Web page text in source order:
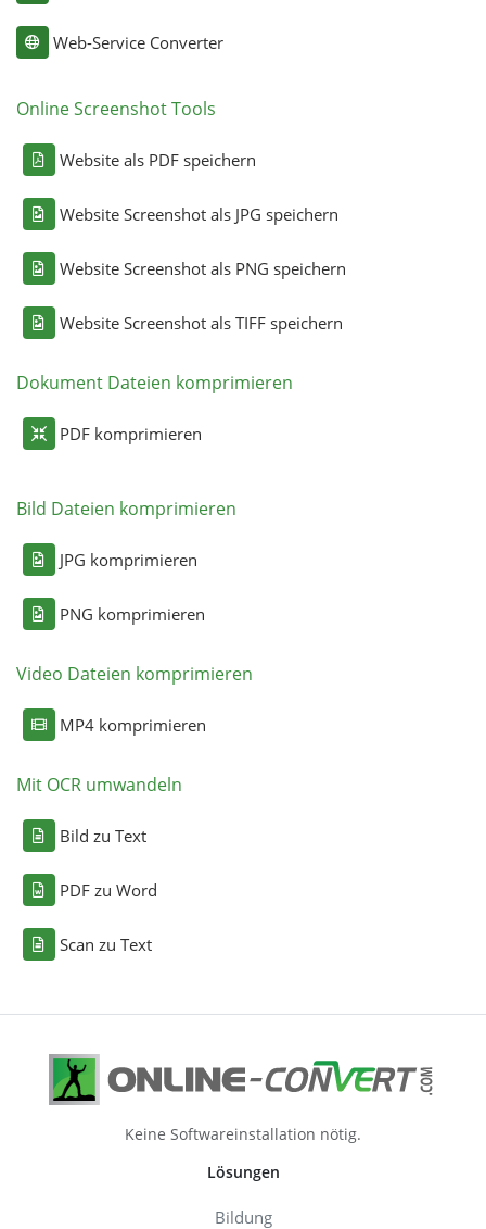
Web-Service Converter
Online Screenshot Tools
Website als PDF speichern
Website Screenshot als JPG speichern
Website Screenshot als PNG speichern
Website Screenshot als TIFF speichern
Dokument Dateien komprimieren
PDF komprimieren
Bild Dateien komprimieren
JPG komprimieren
PNG komprimieren
Video Dateien komprimieren
MP4 komprimieren
Mit OCR umwandeln
Bild zu Text
PDF zu Word
Scan zu Text
Keine Softwareinstallation nötig.
Lösungen
Bildung